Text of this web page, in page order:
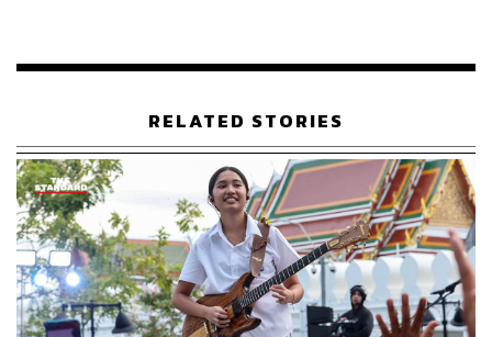
สำหรับโปรเจกต์ครั้งนี้เริ่มต้นจากการที่ นิค-วิเชียร ฤกษ์
ไพศาล หนึ่งในบุคลากรคนสำคัญแห่งวงการดนตรีไทย ผู้อยู่
เบื้องหลังความสำเร็จของศิลปินไทยมากมาย ที่มองเห็นความ
RELATED STORIES